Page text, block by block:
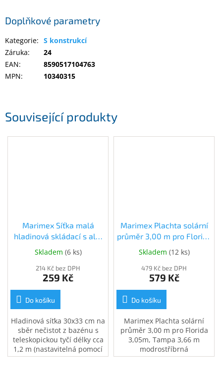
Související produkty
Marimex Síťka malá
hladinová skládací s alu.
tyč (10962010) (10962010)
Skladem (6 ks)
214 Kč bez DPH
259 Kč
Do košíku
Hladinová síťka 30x33 cm na
sběr nečistot z bazénu s
teleskopickou tyčí délky cca
1,2 m (nastavitelná pomocí
nástavců).
Marimex Plachta solární
průměr 3,00 m pro Florida
3,05m, Tampa 3,66 m
modrostříbrná
(10400336) (10400336)
Skladem (12 ks)
479 Kč bez DPH
579 Kč
Do košíku
Marimex Plachta solární
průměr 3,00 m pro Florida
3,05m, Tampa 3,66 m
modrostříbrná
Doplňkové parametry
Kategorie: S konstrukcí
Záruka:
24
EAN:
8590517104763
MPN: 10340315